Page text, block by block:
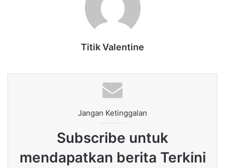
Titik Valentine
Jangan Ketinggalan
Subscribe untuk
mendapatkan berita Terkini